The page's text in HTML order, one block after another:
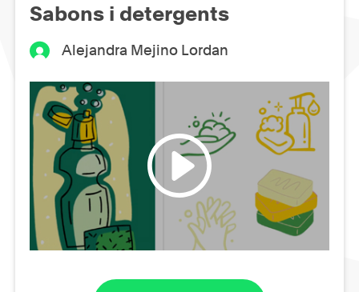
Sabons i detergents
Alejandra Mejino Lordan